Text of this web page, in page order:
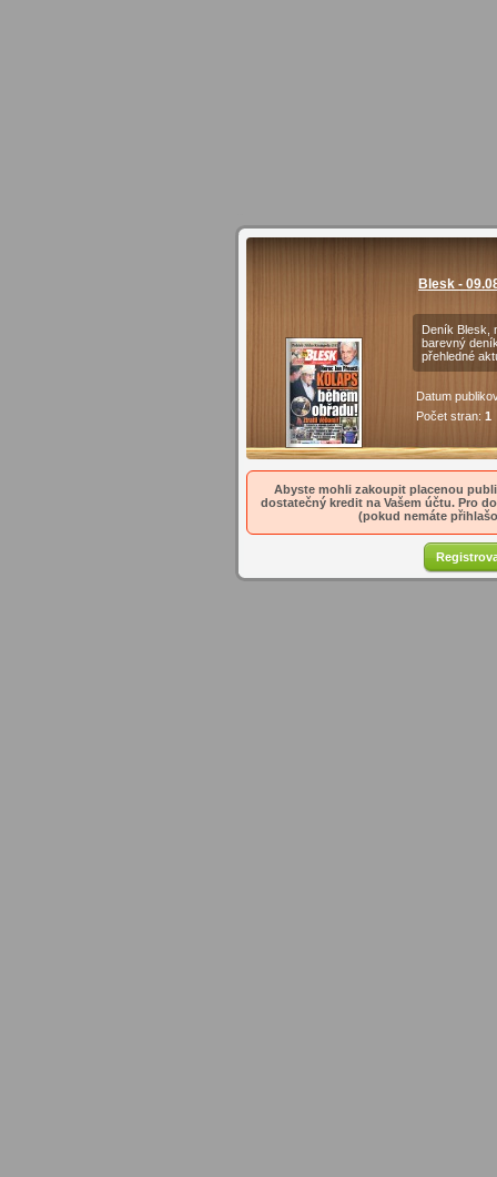
Blesk -
Deník Blesk,
barevný
přehledné
Datum
Počet stran: 1
Abyste mohli zakoupit placenou
dostatečný kredit na Vašem účtu. Pro
(pokud nemáte